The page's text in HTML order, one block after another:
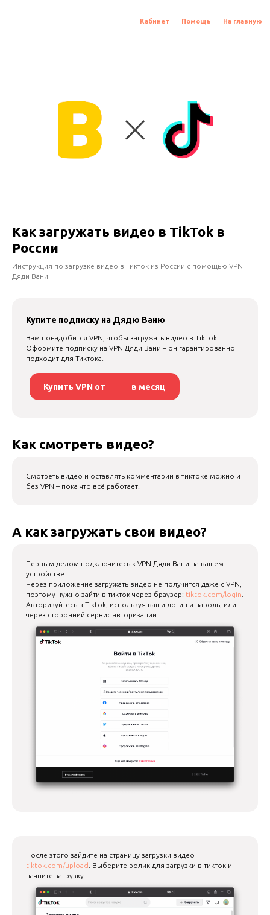
Кабинет Помощь На главную
Как загружать видео в TikTok в
России
Инструкция по загрузке видео в Тикток из России с помощью VPN
Дяди Вани
Купите подписку на Дядю Ваню
Вам понадобится VPN, чтобы загружать видео в TikTok.
Оформите подписку на VPN Дяди Вани – он гарантированно
подходит для Тиктока.
Купить VPN от в месяц
Как смотреть видео?
Смотреть видео и оставлять комментарии в тиктоке можно и
без VPN – пока что всё работает.
А как загружать свои видео?
Первым делом подключитесь к VPN Дяди Вани на вашем
устройстве.
Через приложение загружать видео не получится даже с VPN,
поэтому нужно зайти в тикток через браузер: tiktok.com/login
Авторизуйтесь в Tiktok, используя ваши логин и пароль, или
через сторонний сервис авторизации.
После этого зайдите на страницу загрузки видео
tiktok.com/upload . Выберите ролик для загрузки в тикток и
начните загрузку.